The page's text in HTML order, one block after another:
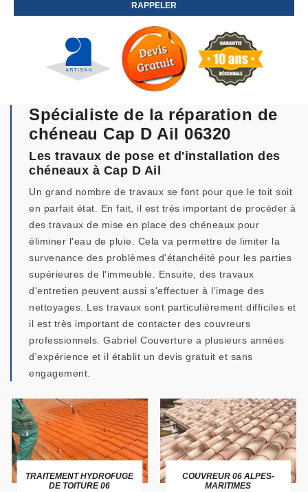
Spécialiste de la réparation de
chéneau Cap D Ail 06320
Les travaux de pose et d'installation des
chéneaux à Cap D Ail
Un grand nombre de travaux se font pour que le toit soit
en parfait état. En fait, il est très important de procéder à
des travaux de mise en place des chéneaux pour
éliminer l'eau de pluie. Cela va permettre de limiter la
survenance des problèmes d'étanchéité pour les parties
supérieures de l'immeuble. Ensuite, des travaux
d'entretien peuvent aussi s'effectuer à l'image des
nettoyages. Les travaux sont particulièrement difficiles et
il est très important de contacter des couvreurs
professionnels. Gabriel Couverture a plusieurs années
d'expérience et il établit un devis gratuit et sans
engagement.
TRAITEMENT HYDROFUGE
DE TOITURE 06
COUVREUR 06 ALPES-
MARITIMES